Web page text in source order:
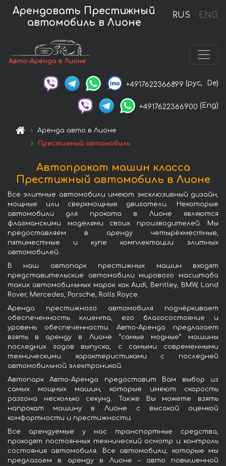
RUS ENG
Арендовать Престижный
автомобиль в Лионе
Авто-Аренда в Лионе
+4917622366899 (рус, De)
+4917622366900 (Eng)
Аренда авто в Лионе
Престижный автомобиль
Автопрокат машин класса
Престижный автомобиль в Лионе
Все элитные автомобили имеют эксклюзивный дизайн,
мощные или сверхмощные двигатели. Некоторые
автомобили для проката в Лионе являются
флагманскими моделями своих производителей. Мы
предоставляем в аренду четырёхместные,
пятиместные и купе комплектации элитных
автомобилей.
В наш автопарк престижных машин входят
представительские автомобили мирового масштаба
таких автомобильных марок как Audi, Bentley, BMW, Land
Rover, Mercedes, Porsche, Rolls Royce.
Аренда престижного автомобиля подчёркивает
обеспеченность клиента, его благосостояние и
уровень обеспеченности. Авто-Аренда предлагает
взять в аренду в Лионе “самые модные” машины
последних годов выпуска, с самыми современными
техническими характеристиками с последней
автомобильной электроникой.
Автопарк Авто-Аренда предоставит Вам выбор из
самых мощных машин, которые имеют скорость
разгона несколько секунд. Также Вы можете взять
напрокат машину в Лионе с высокой оценкой
комфортности и престижности.
Все арендуемые у нас транспортные средства,
проходят постоянных технический осмотр и контроль
состояния автомобиля. Все автомобили, которые мы
предлагаем в аренду в Лионе – авто повышенной